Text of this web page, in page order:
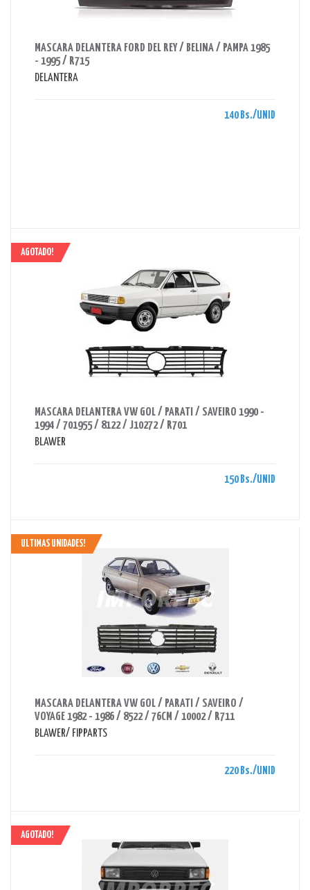
MASCARA DELANTERA FORD DEL REY / BELINA / PAMPA 1985
- 1995 / R715
DELANTERA
140 Bs./UNID
AGOTADO!
MASCARA DELANTERA VW GOL / PARATI / SAVEIRO 1990 -
1994 / 701955 / 8122 / J10272 / R701
BLAWER
150 Bs./UNID
ULTIMAS UNIDADES!
MASCARA DELANTERA VW GOL / PARATI / SAVEIRO /
VOYAGE 1982 - 1986 / 8522 / 76CM / 10002 / R711
BLAWER/ FIPPARTS
220 Bs./UNID
AGOTADO!